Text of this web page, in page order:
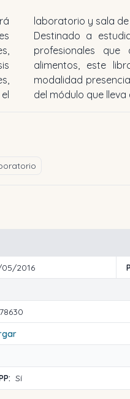
laboratorio y sala
Destinado a
profesionales
alimentos, este
modalidad
del módulo que lleva
2016
Sí